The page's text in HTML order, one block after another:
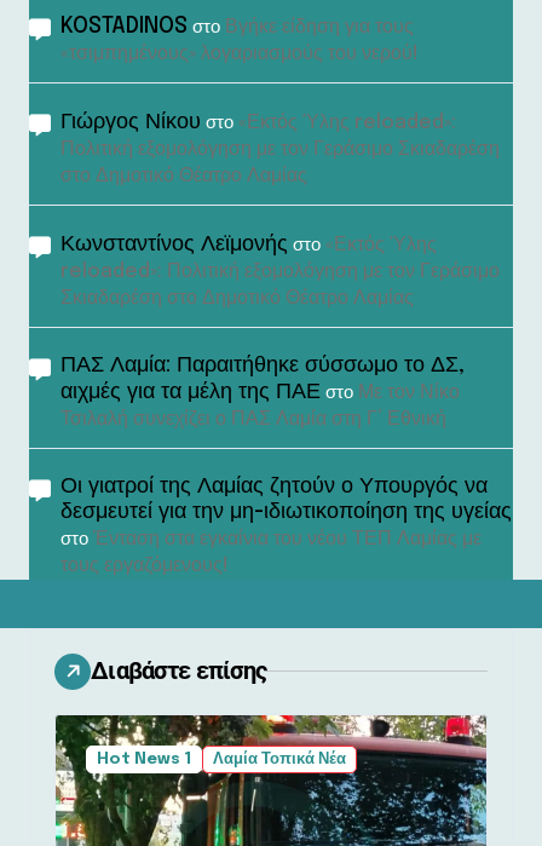
KOSTADINOS στο Βγήκε είδηση για τους
«τσιμπημένους» λογαριασμούς του νερού!
Γιώργος Νίκου στο «Εκτός Ύλης reloaded»:
Πολιτική εξομολόγηση με τον Γεράσιμο Σκιαδαρέση
στο Δημοτικό Θέατρο Λαμίας
Κωνσταντίνος Λεϊμονής στο «Εκτός Ύλης
reloaded»: Πολιτική εξομολόγηση με τον Γεράσιμο
Σκιαδαρέση στο Δημοτικό Θέατρο Λαμίας
ΠΑΣ Λαμία: Παραιτήθηκε σύσσωμο το ΔΣ,
αιχμές για τα μέλη της ΠΑΕ στο Με τον Νίκο
Τσιλαλή συνεχίζει ο ΠΑΣ Λαμία στη Γ’ Εθνική
Οι γιατροί της Λαμίας ζητούν ο Υπουργός να
δεσμευτεί για την μη-ιδιωτικοποίηση της υγείας
στο Ένταση στα εγκαίνια του νέου ΤΕΠ Λαμίας με
τους εργαζόμενους!
Διαβάστε επίσης
Hot News 1 Λαμία Τοπικά Νέα